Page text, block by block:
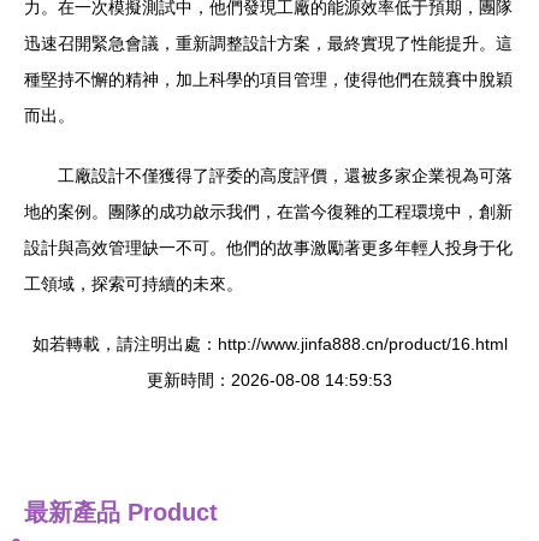
力。在一次模擬測試中，他們發現工廠的能源效率低于預期，團隊
迅速召開緊急會議，重新調整設計方案，最終實現了性能提升。這
種堅持不懈的精神，加上科學的項目管理，使得他們在競賽中脫穎
而出。
工廠設計不僅獲得了評委的高度評價，還被多家企業視為可落
地的案例。團隊的成功啟示我們，在當今復雜的工程環境中，創新
設計與高效管理缺一不可。他們的故事激勵著更多年輕人投身于化
工領域，探索可持續的未來。
如若轉載，請注明出處：http://www.jinfa888.cn/product/16.html
更新時間：2026-08-08 14:59:53
最新產品 Product